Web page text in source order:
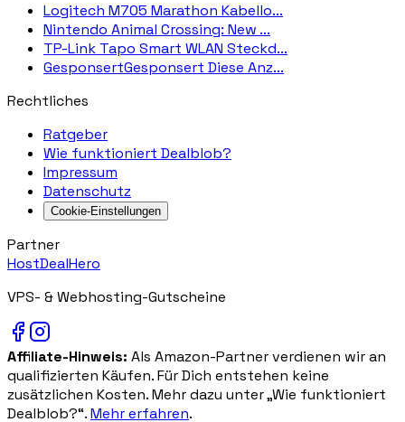
Logitech M705 Marathon Kabello...
Nintendo Animal Crossing: New ...
TP-Link Tapo Smart WLAN Steckd...
GesponsertGesponsert Diese Anz...
Rechtliches
Ratgeber
Wie funktioniert Dealblob?
Impressum
Datenschutz
Cookie-Einstellungen
Partner
HostDealHero
VPS- & Webhosting-Gutscheine
Affiliate-Hinweis: Als Amazon-Partner verdienen wir an
qualifizierten Käufen. Für Dich entstehen keine
zusätzlichen Kosten. Mehr dazu unter „Wie funktioniert
Dealblob?“.Mehr erfahren.